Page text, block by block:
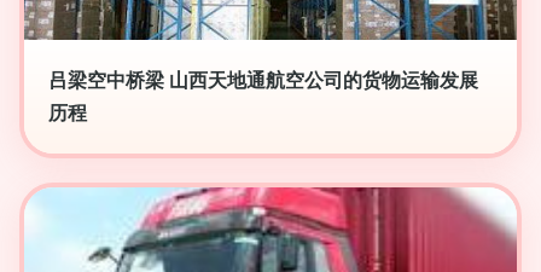
吕梁空中桥梁 山西天地通航空公司的货物运输发展
历程